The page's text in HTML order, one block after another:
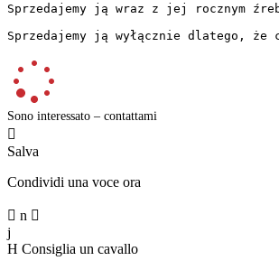
Sprzedajemy ją wraz z jej rocznym
Sprzedajemy ją wyłącznie dlatego,
Sono interessato – contattami

Salva
Condividi una voce ora
 n 
j
H Consiglia un cavallo